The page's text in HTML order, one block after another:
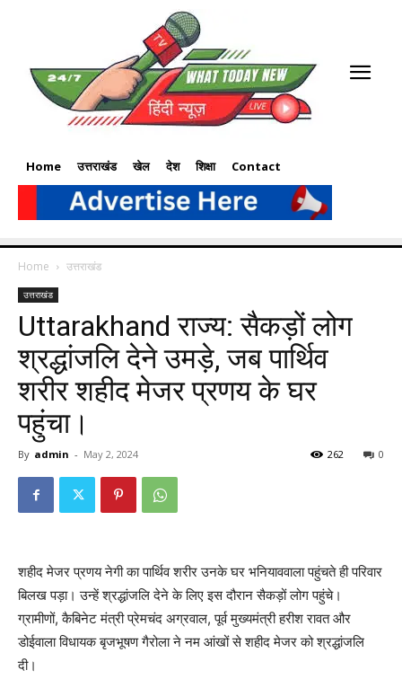
Home उत्तराखंड खेल देश शिक्षा Contact
Home उत्तराखंड
उत्तराखंड
Uttarakhand राज्य: सैकड़ों लोग
श्रद्धांजलि देने उमड़े, जब पार्थिव
शरीर शहीद मेजर प्रणय के घर
पहुंचा।
By admin - May 2, 2024 0
262
शहीद मेजर प्रणय नेगी का पार्थिव शरीर उनके घर भनियाववाला पहुंचते ही परिवार
बिलख पड़ा। उन्हें श्रद्धांजलि देने के लिए इस दौरान सैकड़ों लोग पहुंचे।
ग्रामीणों, कैबिनेट मंत्री प्रेमचंद अग्रवाल, पूर्व मुख्यमंत्री हरीश रावत और
डोईवाला विधायक बृजभूषण गैरोला ने नम आंखों से शहीद मेजर को श्रद्धांजलि
दी।